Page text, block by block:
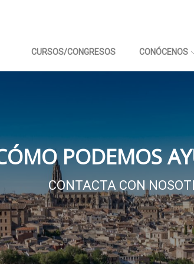
CURSOS/CONGRESOS CONÓCENOS
PODEMOS
CONTACTA CON